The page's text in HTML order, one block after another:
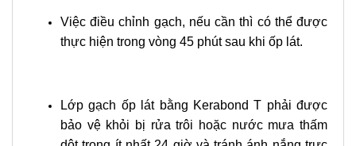
Việc điều chỉnh gạch, nếu cần thì có thể được
thực hiện trong vòng 45 phút sau khi ốp lát.
Lớp gạch ốp lát bằng Kerabond T phải được
bảo vệ khỏi bị rửa trôi hoặc nước mưa thấm